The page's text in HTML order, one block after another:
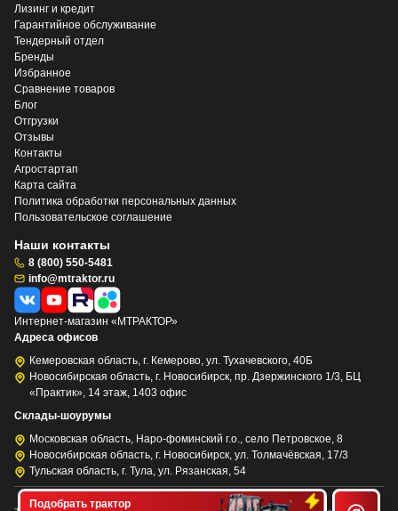
Лизинг и кредит
Гарантийное обслуживание
Тендерный отдел
Бренды
Избранное
Сравнение товаров
Блог
Отгрузки
Отзывы
Контакты
Агростартап
Карта сайта
Политика обработки персональных данных
Пользовательское соглашение
Наши контакты
8 (800) 550-5481
info@mtraktor.ru
Интернет-магазин «МТРАКТОР»
Адреса офисов
Кемеровская область, г. Кемерово, ул. Тухачевского, 40Б
Новосибирская область, г. Новосибирск, пр. Дзержинского 1/3, БЦ
«Практик», 14 этаж, 1403 офис
Склады-шоурумы
Московская область, Наро-фоминский г.о., село Петровское, 8
Новосибирская область, г. Новосибирск, ул. Толмачёвская, 17/3
Тульская область, г. Тула, ул. Рязанская, 54
Подобрать трактор